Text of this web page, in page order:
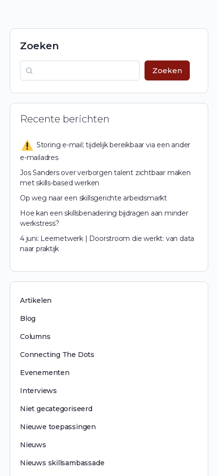
Zoeken
Zoeken
Recente berichten
Storing e-mail; tijdelijk bereikbaar via een ander
e-mailadres
Jos Sanders over verborgen talent zichtbaar maken
met skills-based werken
Op weg naar een skillsgerichte arbeidsmarkt
Hoe kan een skillsbenadering bijdragen aan minder
werkstress?
4 juni: Leernetwerk | Doorstroom die werkt: van data
naar praktijk
Artikelen
Blog
Columns
Connecting The Dots
Evenementen
Interviews
Niet gecategoriseerd
Nieuwe toepassingen
Nieuws
Nieuws skillsambassade